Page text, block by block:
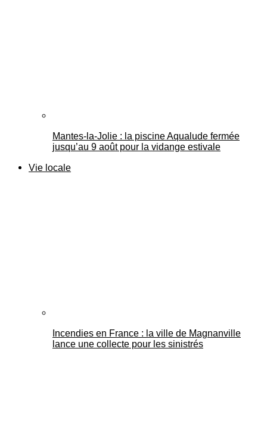
Mantes-la-Jolie : la piscine Aqualude fermée
jusqu’au 9 août pour la vidange estivale
Vie locale
Incendies en France : la ville de Magnanville
lance une collecte pour les sinistrés